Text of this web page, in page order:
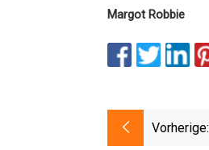
Margot Robbie
Vorherige: